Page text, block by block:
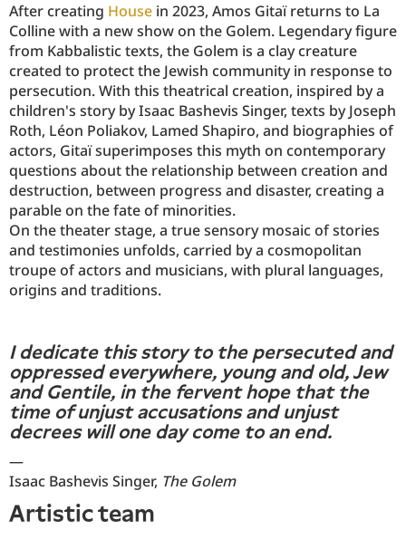
After creating House in 2023, Amos Gitaï returns to La
Colline with a new show on the Golem. Legendary figure
from Kabbalistic texts, the Golem is a clay creature
created to protect the Jewish community in response to
persecution. With this theatrical creation, inspired by a
children's story by Isaac Bashevis Singer, texts by Joseph
Roth, Léon Poliakov, Lamed Shapiro, and biographies of
actors, Gitaï superimposes this myth on contemporary
questions about the relationship between creation and
destruction, between progress and disaster, creating a
parable on the fate of minorities.
On the theater stage, a true sensory mosaic of stories
and testimonies unfolds, carried by a cosmopolitan
troupe of actors and musicians, with plural languages,
origins and traditions.
I dedicate this story to the persecuted and
oppressed everywhere, young and old, Jew
and Gentile, in the fervent hope that the
time of unjust accusations and unjust
decrees will one day come to an end.
—
Isaac Bashevis Singer, The Golem
artistic team